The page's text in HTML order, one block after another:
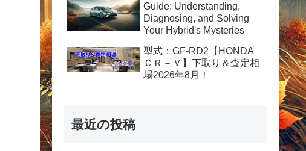
Guide: Understanding,
Diagnosing, and Solving
Your Hybrid's Mysteries
型式：GF-RD2【HONDA
ＣＲ－Ｖ】下取り＆査定相
場2026年8月！
最近の投稿